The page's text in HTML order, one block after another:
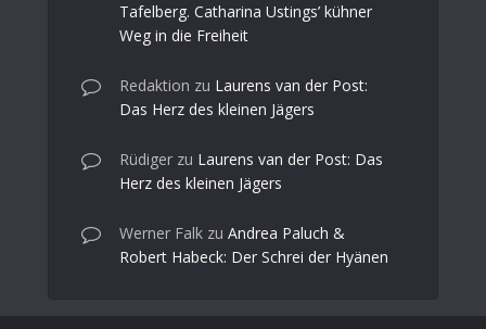
Tafelberg. Catharina Ustings’ kühner
Weg in die Freiheit
Redaktion zu Laurens van der Post:
Das Herz des kleinen Jägers
Rüdiger zu Laurens van der Post: Das
Herz des kleinen Jägers
Werner Falk zu Andrea Paluch &
Robert Habeck: Der Schrei der Hyänen